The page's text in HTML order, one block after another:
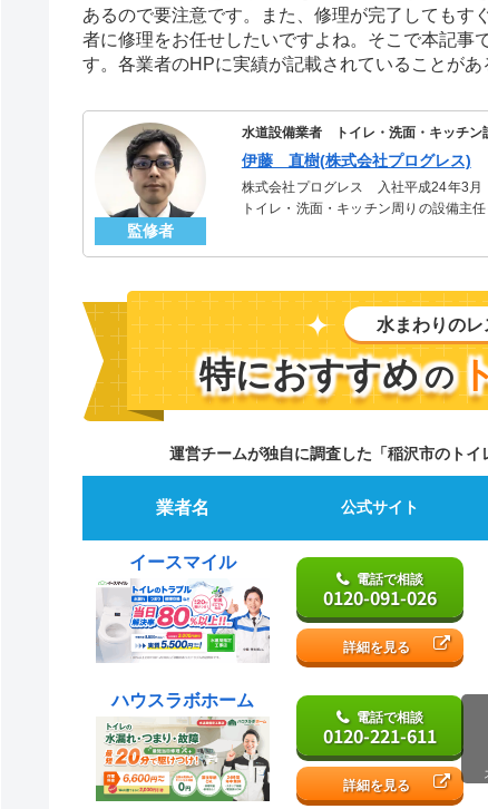
あるので要注意です。また、修理が完了してもす
者に修理をお任せしたいですよね。そこで本記事
す。各業者のHPに実績が記載されていることがあ
監修者
水道設備業者 トイレ・洗面・キッチン
伊藤 直樹(株式会社プログレス)
株式会社プログレス 入社平成24年3月
トイレ・洗面・キッチン周りの設備主
水まわりのレ
特におすすめの
運営チームが独自に調査した「稲沢市のトイ
業者名 公式サイト
イースマイル
電話で相談
0120-091-026
詳細を見る
ハウスラボホーム
電話で相談
0120-221-611
詳細を見る